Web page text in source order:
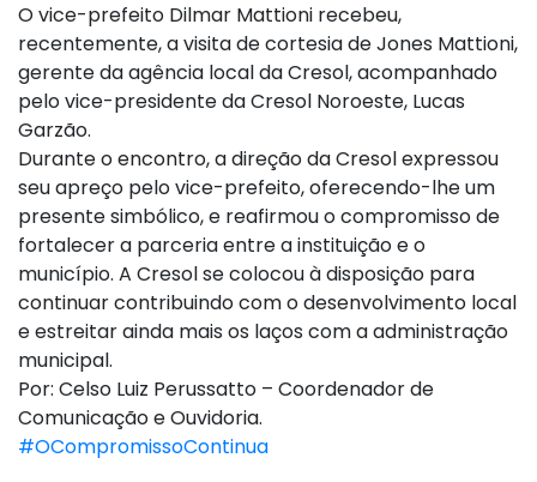
O vice-prefeito Dilmar Mattioni recebeu,
recentemente, a visita de cortesia de Jones Mattioni,
gerente da agência local da Cresol, acompanhado
pelo vice-presidente da Cresol Noroeste, Lucas
Garzão.
Durante o encontro, a direção da Cresol expressou
seu apreço pelo vice-prefeito, oferecendo-lhe um
presente simbólico, e reafirmou o compromisso de
fortalecer a parceria entre a instituição e o
município. A Cresol se colocou à disposição para
continuar contribuindo com o desenvolvimento local
e estreitar ainda mais os laços com a administração
municipal.
Por: Celso Luiz Perussatto – Coordenador de
Comunicação e Ouvidoria.
#OCompromissoContinua